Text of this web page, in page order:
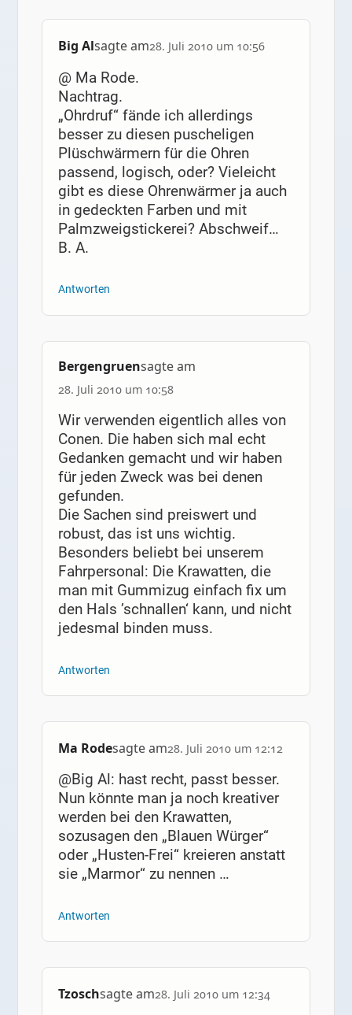
Big Alsagte am28. Juli 2010 um 10:56
@ Ma Rode.
Nachtrag.
„Ohrdruf“ fände ich allerdings
besser zu diesen puscheligen
Plüschwärmern für die Ohren
passend, logisch, oder? Vieleicht
gibt es diese Ohrenwärmer ja auch
in gedeckten Farben und mit
Palmzweigstickerei? Abschweif…
B. A.
Antworten
Bergengruensagte am
28. Juli 2010 um 10:58
Wir verwenden eigentlich alles von
Conen. Die haben sich mal echt
Gedanken gemacht und wir haben
für jeden Zweck was bei denen
gefunden.
Die Sachen sind preiswert und
robust, das ist uns wichtig.
Besonders beliebt bei unserem
Fahrpersonal: Die Krawatten, die
man mit Gummizug einfach fix um
den Hals ’schnallen‘ kann, und nicht
jedesmal binden muss.
Antworten
Ma Rodesagte am28. Juli 2010 um 12:12
@Big Al: hast recht, passt besser.
Nun könnte man ja noch kreativer
werden bei den Krawatten,
sozusagen den „Blauen Würger“
oder „Husten-Frei“ kreieren anstatt
sie „Marmor“ zu nennen …
Antworten
Tzoschsagte am28. Juli 2010 um 12:34